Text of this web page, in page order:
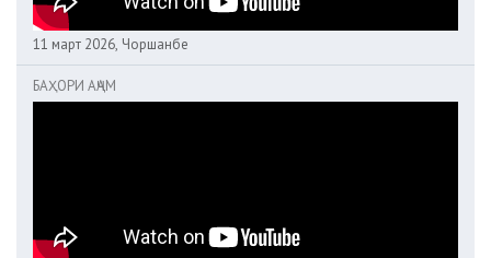
11 март 2026, Чоршанбе
БАҲОРИ АҶАМ